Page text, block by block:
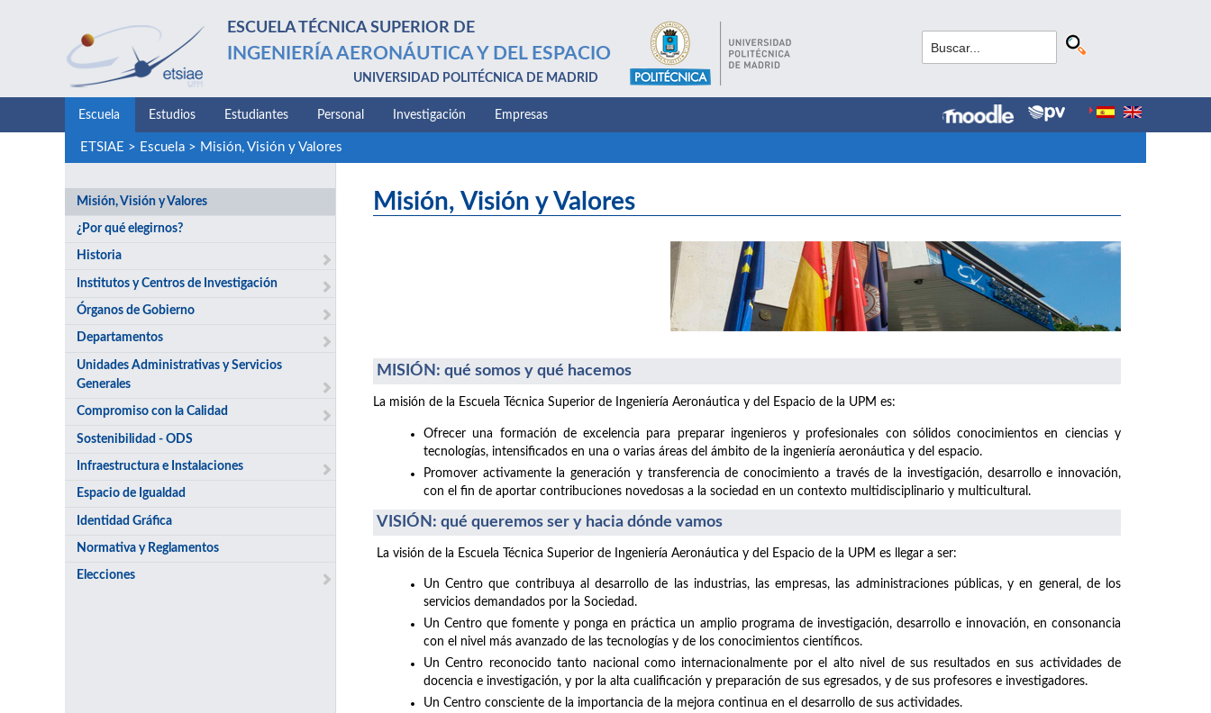
ESCUELA TÉCNICA SUPERIOR DE
INGENIERÍA AERONÁUTICA Y DEL ESPACIO
UNIVERSIDAD POLITÉCNICA DE MADRID
Escuela Estudios Estudiantes Personal Investigación Empresas
ETSIAE > Escuela> Misión, Visión y Valores
Misión, Visión y Valores
¿Por qué elegirnos?
Historia
Institutos y Centros de Investigación
Órganos de Gobierno
Departamentos
Unidades Administrativas y Servicios
Generales
Compromiso con la Calidad
Sostenibilidad - ODS
Infraestructura e Instalaciones
Espacio de Igualdad
Identidad Gráfica
Normativa y Reglamentos
Elecciones
Misión, Visión y Valores
MISIÓN: qué somos y qué hacemos
La misión de la Escuela Técnica Superior de Ingeniería Aeronáutica y del Espacio de la UPM es:
Ofrecer una formación de excelencia para preparar ingenieros y profesionales con sólidos conocimientos en ciencias y
tecnologías, intensificados en una o varias áreas del ámbito de la ingeniería aeronáutica y del espacio.
Promover activamente la generación y transferencia de conocimiento a través de la investigación, desarrollo e innovación,
con el fin de aportar contribuciones novedosas a la sociedad en un contexto multidisciplinario y multicultural.
VISIÓN: qué queremos ser y hacia dónde vamos
La visión de la Escuela Técnica Superior de Ingeniería Aeronáutica y del Espacio de la UPM es llegar a ser:
Un Centro que contribuya al desarrollo de las industrias, las empresas, las administraciones públicas, y en general, de los
servicios demandados por la Sociedad.
Un Centro que fomente y ponga en práctica un amplio programa de investigación, desarrollo e innovación, en consonancia
con el nivel más avanzado de las tecnologías y de los conocimientos científicos.
Un Centro reconocido tanto nacional como internacionalmente por el alto nivel de sus resultados en sus actividades de
docencia e investigación, y por la alta cualificación y preparación de sus egresados, y de sus profesores e investigadores.
Un Centro consciente de la importancia de la mejora continua en el desarrollo de sus actividades.